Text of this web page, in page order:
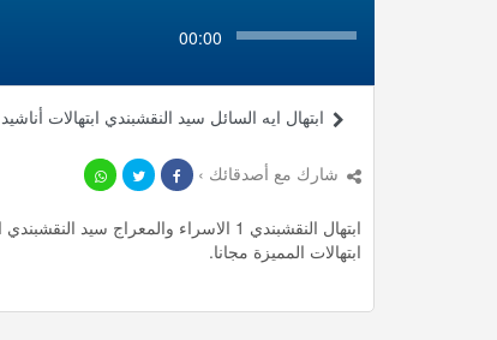
00:00
ابتهال ايه السائل سيد النقشبندي ابتهالات أناشيد
شارك مع أصدقائك ›
ابتهالات المميزة مجانا.